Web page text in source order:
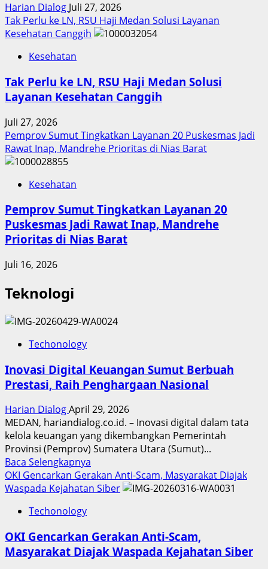
Harian Dialog Juli 27, 2026
Tak Perlu ke LN, RSU Haji Medan Solusi Layanan
Kesehatan Canggih
Kesehatan
Tak Perlu ke LN, RSU Haji Medan Solusi
Layanan Kesehatan Canggih
Juli 27, 2026
Pemprov Sumut Tingkatkan Layanan 20 Puskesmas Jadi
Rawat Inap, Mandrehe Prioritas di Nias Barat
Kesehatan
Pemprov Sumut Tingkatkan Layanan 20
Puskesmas Jadi Rawat Inap, Mandrehe
Prioritas di Nias Barat
Juli 16, 2026
Teknologi
Techonology
Inovasi Digital Keuangan Sumut Berbuah
Prestasi, Raih Penghargaan Nasional
Harian DialogApril 29, 2026
MEDAN, hariandialog.co.id. – Inovasi digital dalam tata
kelola keuangan yang dikembangkan Pemerintah
Provinsi (Pemprov) Sumatera Utara (Sumut)...
Baca Selengkapnya
more
about
Sumut
Berbuah
OKI Gencarkan Gerakan Anti-Scam, Masyarakat Diajak
Waspada Kejahatan Siber
Techonology
OKI Gencarkan Gerakan Anti-Scam,
Masyarakat Diajak Waspada Kejahatan Siber